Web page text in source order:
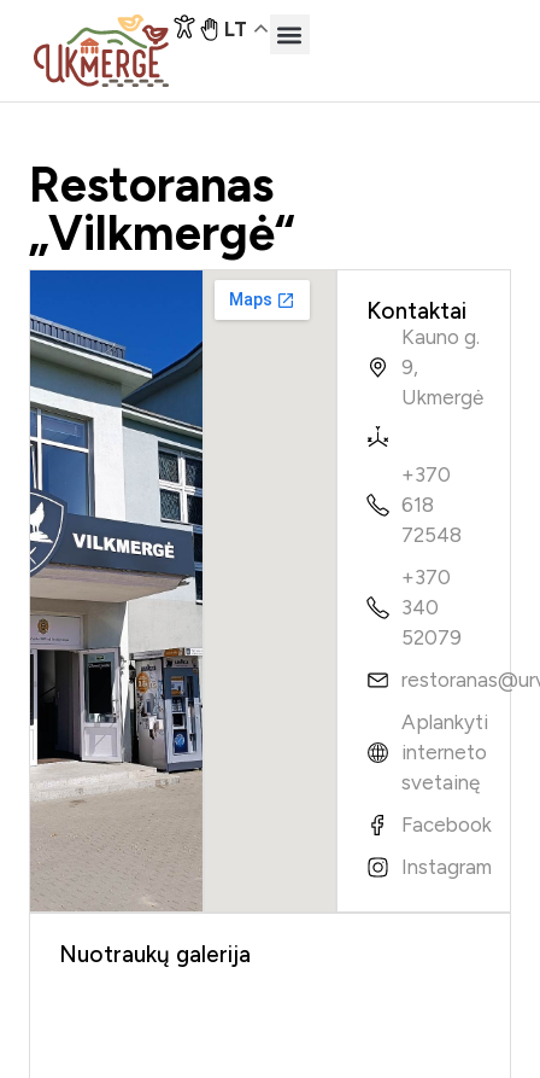
LT
Restoranas
„Vilkmergė“
Kontaktai
Kauno g.
9,
Ukmergė
+370
618
72548
+370
340
52079
Aplankyti
interneto
svetainę
Facebook
Instagram
Nuotraukų galerija